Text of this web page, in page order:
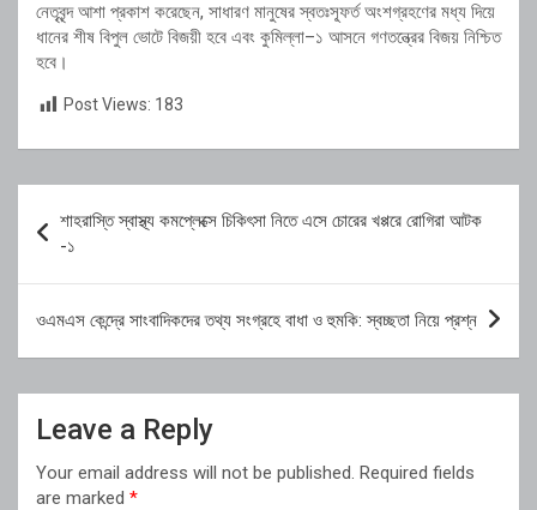
নেতৃবৃন্দ আশা প্রকাশ করেছেন, সাধারণ মানুষের স্বতঃস্ফূর্ত অংশগ্রহণের মধ্য দিয়ে
ধানের শীষ বিপুল ভোটে বিজয়ী হবে এবং কুমিল্লা–১ আসনে গণতন্ত্রের বিজয় নিশ্চিত
হবে।
Post Views: 183
navigation
শাহরাস্তি স্বাস্থ্য কমপ্লেক্সে চিকিৎসা নিতে এসে চোরের খপ্পরে রোগিরা আটক
-১
ওএমএস কেন্দ্রে সাংবাদিকদের তথ্য সংগ্রহে বাধা ও হুমকি: স্বচ্ছতা নিয়ে প্রশ্ন
Leave a Reply
Your email address will not be published. Required fields
are marked *